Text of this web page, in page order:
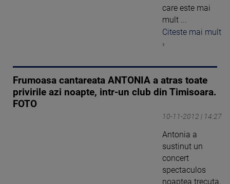
care este mai
mult ...
Citeste mai mult
›
Frumoasa cantareata ANTONIA a atras toate
privirile azi noapte, intr-un club din Timisoara.
FOTO
10-11-2012 | 14:27
Antonia a
sustinut un
concert
spectaculos
noaptea trecuta,